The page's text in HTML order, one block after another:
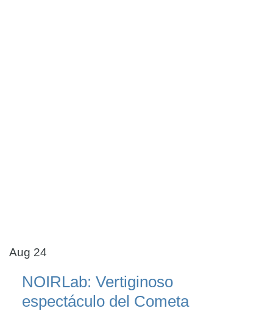
Aug 24
NOIRLab: Vertiginoso
espectáculo del Cometa